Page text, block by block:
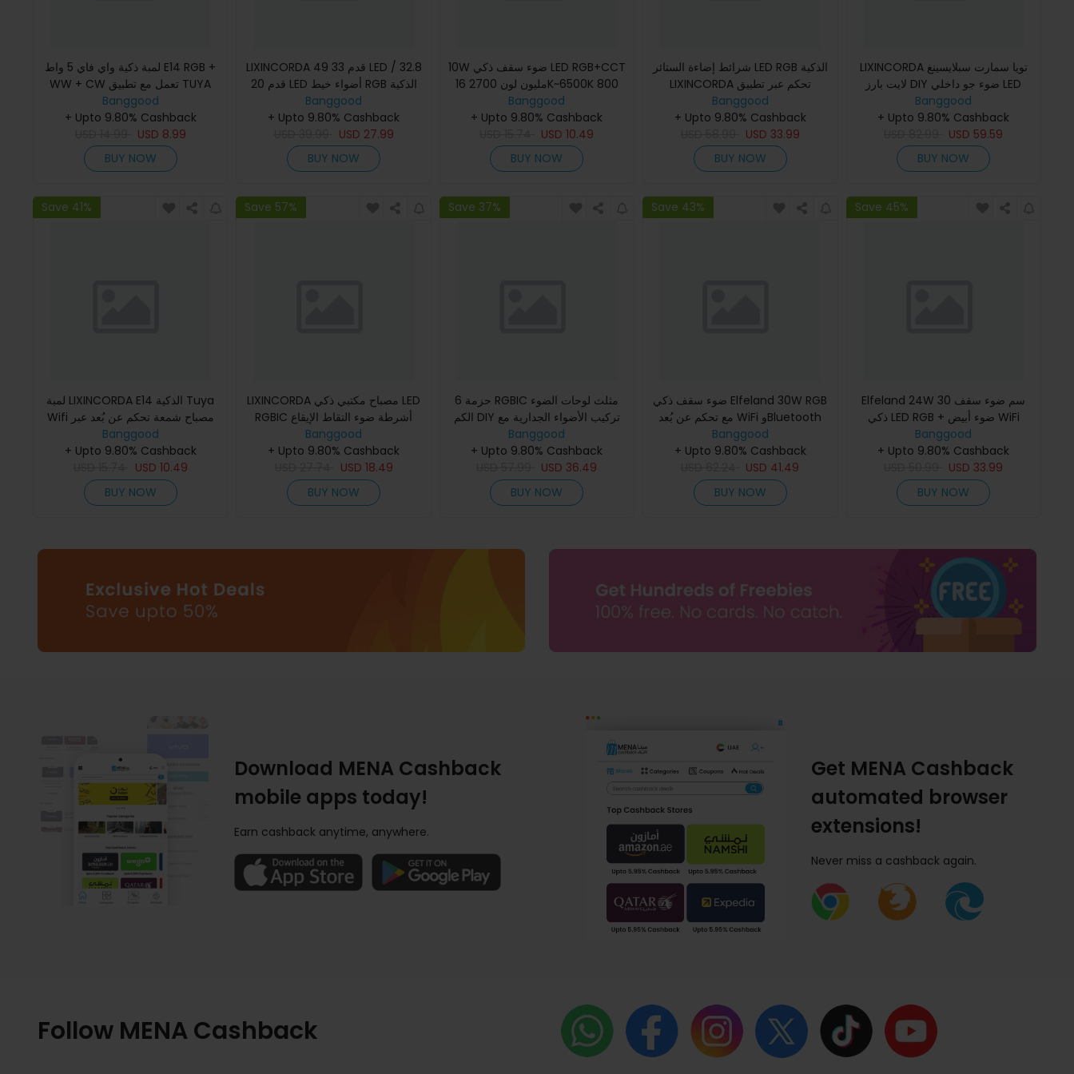
لمبة ذكية واي فاي 5 واط E14 RGB +
WW + CW تعمل مع تطبيق TUYA
متوافقة مع أليكسا تحكم صوتي
2.4GHz LED موفر للطاقة
Banggood
+ Upto 9.80% Cashback
USD 8.99
BUY NOW
LIXINCORDA 49 قدم 33 LED / 32.8
قدم 20 LED أضواء خيط RGB الذكية
في الهواء الطلق IP65 مقاومة للماء
تحكم عبر التطبيق / عن
Banggood
+ Upto 9.80% Cashback
USD 27.99
BUY NOW
10W ضوء سقف ذكي LED RGB+CCT
16 مليون لون 2700K~6500K 800
لومن يعمل مع Alexa التحكم الصوتي
تطبيق Tuya Bluetooth
Banggood
+ Upto 9.80% Cashback
USD10.49
BUY NOW
شرائط إضاءة الستائر LED RGB الذكية
LIXINCORDA تحكم عبر تطبيق
Bluetooth التحكم عن بعد IP68
مقاوم للماء تزيينات العطلات وا
Banggood
+ Upto 9.80% Cashback
USD 33.99
BUY NOW
LIXINCORDA تويا سمارت سبلايسينغ
لايت بارز DIY ضوء جو داخلي LED
مبتكر لالتقاط الصوت مصباح كمي
Banggood
+ Upto 9.80% Cashback
USD 59.59
BUY NOW
Save 41%
لمبة LIXINCORDA E14 الذكية Tuya
Wifi مصباح شمعة تحكم عن بُعد عبر
يدعم Alexa مساعد Google ل
Banggood
+ Upto 9.80% Cashback
USD 10.49
BUY NOW
Save 57%
LIXINCORDA مصباح مكتبي ذكي LED
RGBIC أشرطة ضوء التقاط الإيقاع
الجوي التحكم عبر تطبيق بلوتوث
التحكم عن بعد
Banggood
+ Upto 9.80% Cashback
USD 18.49
BUY NOW
Save 37%
6 حزمة RGBIC مثلث لوحات الضوء
الكم DIY تركيب الأضواء الجدارية مع
تطبيق مزامنة الموسيقى والجهاز عن
بُعد مصباح أجواء اللعب
Banggood
+ Upto 9.80% Cashback
USD 36.49
BUY NOW
Save 43%
ضوء سقف ذكي Elfeland 30W RGB
مع تحكم عن بُعد WiFi وBluetooth
قابل للخفض تطبيق & التحكم الصوتي
متوافق مع Alexa Google Ass
Banggood
+ Upto 9.80% Cashback
USD 41.49
BUY NOW
Save 45%
Elfeland 24W 30 سم ضوء سقف
ذكي LED RGB + ضوء أبيض WiFi
6500K قابل للتعتيم يعمل مع Alexa
& Goog
Banggood
+ Upto 9.80% Cashback
USD 33.99
BUY NOW
Download MENA Cashback
mobile apps today!
Earn cashback anytime, anywhere.
Get MENA Cashback
automated browser
extensions!
Never miss a cashback again.
Follow MENA Cashback